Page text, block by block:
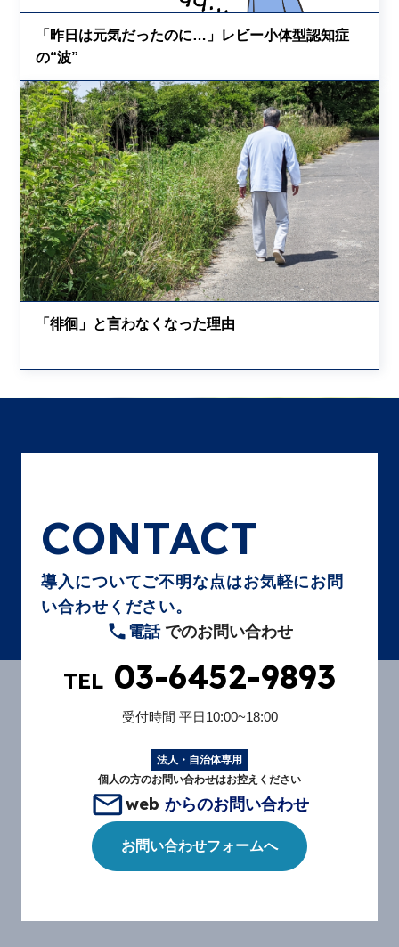
「昨日は元気だったのに…」レビー小体型認知症
の“波”
「徘徊」と言わなくなった理由
CONTACT
導入についてご不明な点はお気軽にお問
い合わせください。
電話でのお問い合わせ
TEL 03-6452-9893
受付時間 平日10:00~18:00
法人・自治体専用
個人の方のお問い合わせはお控えください
web からのお問い合わせ
お問い合わせフォームへ